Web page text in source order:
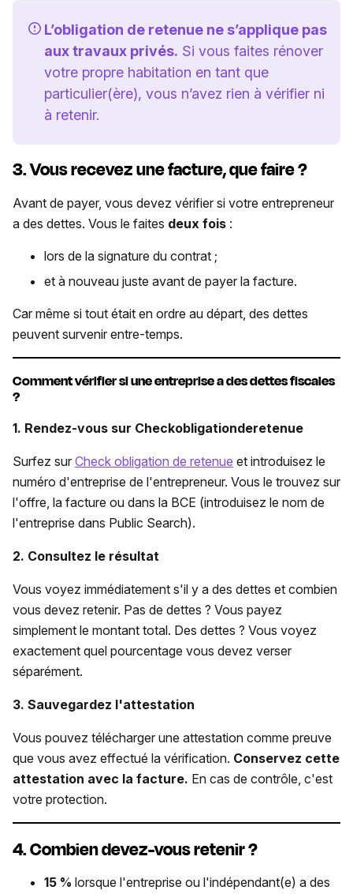
L’obligation de retenue ne s’applique pas
aux travaux privés. Si vous faites rénover
votre propre habitation en tant que
particulier(ère), vous n’avez rien à vérifier ni
à retenir.
3. Vous recevez une facture, que faire ?
Avant de payer, vous devez vérifier si votre entrepreneur
a des dettes. Vous le faites deux fois :
lors de la signature du contrat ;
et à nouveau juste avant de payer la facture.
Car même si tout était en ordre au départ, des dettes
peuvent survenir entre-temps.
Comment vérifier si une entreprise a des dettes fiscales
?
1. Rendez-vous sur Checkobligationderetenue
Surfez sur Check obligation de retenue et introduisez le
numéro d'entreprise de l'entrepreneur. Vous le trouvez sur
l'offre, la facture ou dans la BCE (introduisez le nom de
l'entreprise dans Public Search).
2. Consultez le résultat
Vous voyez immédiatement s'il y a des dettes et combien
vous devez retenir. Pas de dettes ? Vous payez
simplement le montant total. Des dettes ? Vous voyez
exactement quel pourcentage vous devez verser
séparément.
3. Sauvegardez l'attestation
Vous pouvez télécharger une attestation comme preuve
que vous avez effectué la vérification. Conservez cette
attestation avec la facture. En cas de contrôle, c'est
votre protection.
4. Combien devez-vous retenir ?
15 % lorsque l'entreprise ou l'indépendant(e) a des